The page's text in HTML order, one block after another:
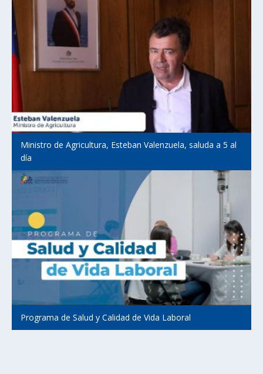
Ministro de Agricultura, Esteban Valenzuela, saluda a 5 al
día
Programa de Salud y Calidad de Vida Laboral